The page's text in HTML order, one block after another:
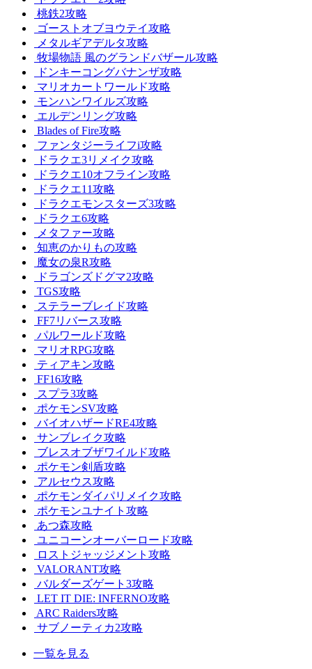
桃鉄2攻略
ゴーストオブヨウテイ攻略
メタルギアデルタ攻略
牧場物語 風のグランドバザール攻略
ドンキーコングバナンザ攻略
マリオカートワールド攻略
モンハンワイルズ攻略
エルデンリング攻略
Blades of Fire攻略
ファンタジーライフi攻略
ドラクエ3リメイク攻略
ドラクエ10オフライン攻略
ドラクエ11攻略
ドラクエモンスターズ3攻略
ドラクエ6攻略
メタファー攻略
知恵のかりもの攻略
魔女の泉R攻略
ドラゴンズドグマ2攻略
TGS攻略
ステラーブレイド攻略
FF7リバース攻略
パルワールド攻略
マリオRPG攻略
ティアキン攻略
FF16攻略
スプラ3攻略
ポケモンSV攻略
バイオハザードRE4攻略
サンブレイク攻略
ブレスオブザワイルド攻略
ポケモン剣盾攻略
アルセウス攻略
ポケモンダイパリメイク攻略
ポケモンユナイト攻略
あつ森攻略
ユニコーンオーバーロード攻略
ロストジャッジメント攻略
VALORANT攻略
バルダーズゲート3攻略
LET IT DIE: INFERNO攻略
ARC Raiders攻略
サブノーティカ2攻略
一覧を見る